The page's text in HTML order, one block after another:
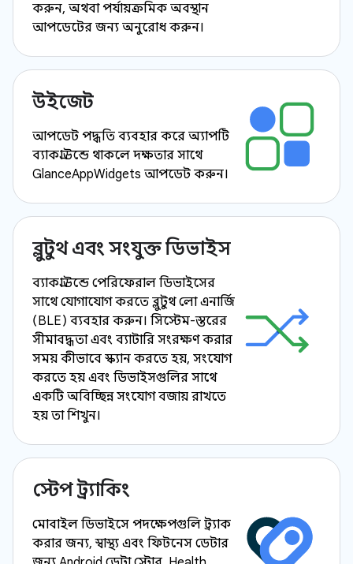
করুন, অথবা পর্যায়ক্রমিক অবস্থান
আপডেটের জন্য অনুরোধ করুন।
উইজেট
আপডেট পদ্ধতি ব্যবহার করে অ্যাপটি
ব্যাকগ্রাউন্ডে থাকলে দক্ষতার সাথে
GlanceAppWidgets আপডেট করুন।
ব্লুটুথ এবং সংযুক্ত ডিভাইস
ব্যাকগ্রাউন্ডে পেরিফেরাল ডিভাইসের
সাথে যোগাযোগ করতে ব্লুটুথ লো এনার্জি
(BLE) ব্যবহার করুন। সিস্টেম-স্তরের
সীমাবদ্ধতা এবং ব্যাটারি সংরক্ষণ করার
সময় কীভাবে স্ক্যান করতে হয়, সংযোগ
করতে হয় এবং ডিভাইসগুলির সাথে
একটি অবিচ্ছিন্ন সংযোগ বজায় রাখতে
হয় তা শিখুন।
স্টেপ ট্র্যাকিং
মোবাইল ডিভাইসে পদক্ষেপগুলি ট্র্যাক
করার জন্য, স্বাস্থ্য এবং ফিটনেস ডেটার